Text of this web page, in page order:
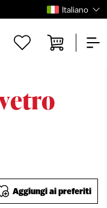
Italiano
Aggiungi ai preferiti